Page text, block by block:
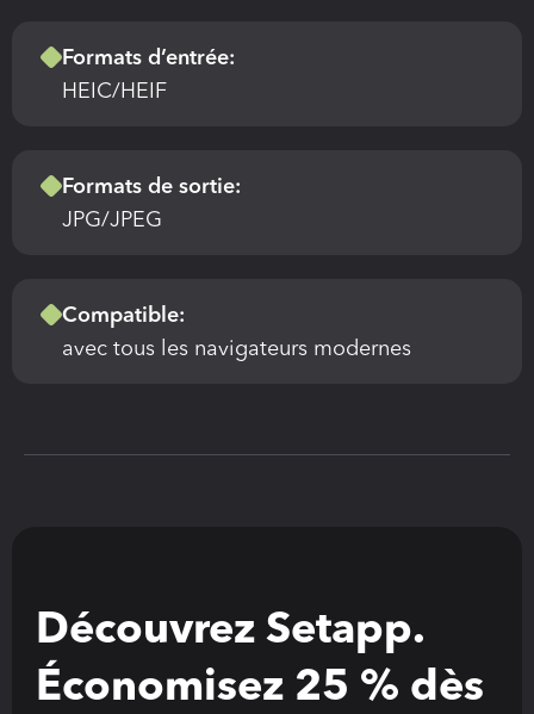
Formats d’entrée:
HEIC/HEIF
Formats de sortie:
JPG/JPEG
Compatible:
avec tous les navigateurs modernes
Découvrez Setapp.
Économisez 25 % dès